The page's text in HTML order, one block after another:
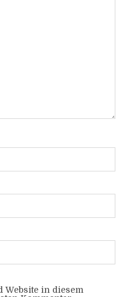
Website in diesem